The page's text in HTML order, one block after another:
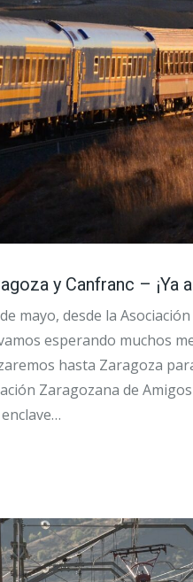
y Canfranc – ¡Ya
mayo, desde la
esperando muchos
hasta Zaragoza
Zaragozana de